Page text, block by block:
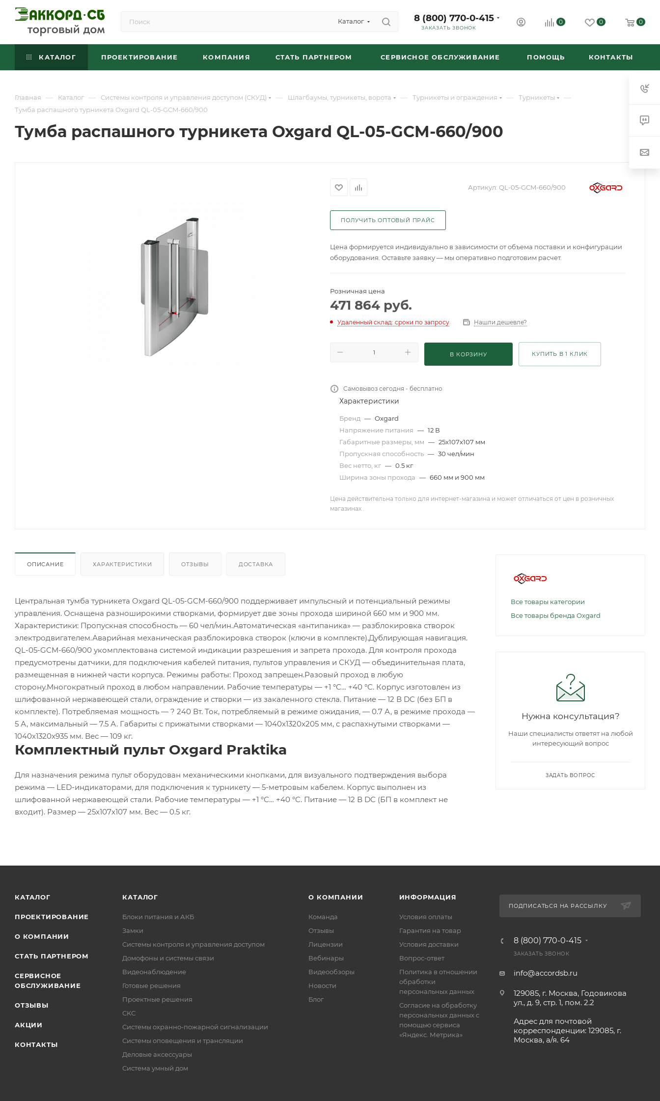
Каталог 8 (800) 770-0-415
ЗАКАЗАТЬ ЗВОНОК
0 0 0
КАТАЛОГ ПРОЕКТИРОВАНИЕ КОМПАНИЯ СТАТЬ ПАРТНЕРОМ СЕРВИСНОЕ ОБСЛУЖИВАНИЕ ПОМОЩЬ КОНТАКТЫ
Главная — Каталог — Системы контроля и управления доступом (СКУД) — Шлагбаумы, турникеты, ворота — Турникеты и ограждения — Турникеты —
Тумба распашного турникета Oxgard QL-05-GCM-660/900
Тумба распашного турникета Oxgard QL-05-GCM-660/900
Артикул: QL-05-GCM-660/900
ПОЛУЧИТЬ ОПТОВЫЙ ПРАЙС
Цена формируется индивидуально в зависимости от объема поставки и конфигурации
оборудования. Оставьте заявку — мы оперативно подготовим расчет.
Розничная цена
471 864 руб.
Удаленный склад: сроки по запросу Нашли дешевле?
В КОРЗИНУ КУПИТЬ В 1 КЛИК
Самовывоз сегодня - бесплатно
Характеристики
Бренд — Oxgard
Напряжение питания — 12 В
Габаритные размеры, мм — 25x107x107 мм
Пропускная способность — 30 чел/мин
Вес нетто, кг — 0.5 кг
Ширина зоны прохода — 660 мм и 900 мм
Цена действительна только для интернет-магазина и может отличаться от цен в розничных
магазинах .
ОПИСАНИЕ ХАРАКТЕРИСТИКИ ОТЗЫВЫ ДОСТАВКА
Центральная тумба турникета Oxgard QL-05-GCM-660/900 поддерживает импульсный и потенциальный режимы
управления. Оснащена разноширокими створками, формирует две зоны прохода шириной 660 мм и 900 мм.
Характеристики: Пропускная способность — 60 чел/мин.Автоматическая «антипаника» — разблокировка створок
электродвигателем.Аварийная механическая разблокировка створок (ключи в комплекте).Дублирующая навигация.
QL-05-GCM-660/900 укомплектована системой индикации разрешения и запрета прохода. Для контроля прохода
предусмотрены датчики, для подключения кабелей питания, пультов управления и СКУД — объединительная плата,
размещенная в нижней части корпуса. Режимы работы: Проход запрещен.Разовый проход в любую
сторону.Многократный проход в любом направлении. Рабочие температуры — +1 °С… +40 °С. Корпус изготовлен из
шлифованной нержавеющей стали, ограждение и створки — из закаленного стекла. Питание — 12 В DC (без БП в
комплекте). Потребляемая мощность — ? 240 Вт. Ток, потребляемый в режиме ожидания, — 0.7 А, в режиме прохода —
5 А, максимальный — 7.5 А. Габариты с прижатыми створками — 1040x1320x205 мм, с распахнутыми створками —
1040x1320x935 мм. Вес — 109 кг.
Комплектный пульт Oxgard Praktika
Для назначения режима пульт оборудован механическими кнопками, для визуального подтверждения выбора
режима — LED-индикаторами, для подключения к турникету — 5-метровым кабелем. Корпус выполнен из
шлифованной нержавеющей стали. Рабочие температуры — +1 °С… +40 °С. Питание — 12 В DC (БП в комплект не
входит). Размер — 25x107x107 мм. Вес — 0.5 кг.
Все товары категории
Все товары бренда Oxgard
Нужна консультация?
Наши специалисты ответят на любой
интересующий вопрос
ЗАДАТЬ ВОПРОС
КАТАЛОГ
ПРОЕКТИРОВАНИЕ
О КОМПАНИИ
СТАТЬ ПАРТНЕРОМ
СЕРВИСНОЕ
ОБСЛУЖИВАНИЕ
ОТЗЫВЫ
АКЦИИ
КОНТАКТЫ
КАТАЛОГ
Блоки питания и АКБ
Замки
Системы контроля и управления доступом
Домофоны и системы связи
Видеонаблюдение
Готовые решения
Проектные решения
СКС
Системы охранно-пожарной сигнализации
Системы оповещения и трансляции
Деловые аксессуары
Система умный дом
О КОМПАНИИ
Команда
Отзывы
Лицензии
Вебинары
Видеообзоры
Новости
Блог
ИНФОРМАЦИЯ
Условия оплаты
Гарантия на товар
Условия доставки
Вопрос-ответ
Политика в отношении
обработки
персональных данных
Согласие на обработку
персональных данных с
помощью сервиса
«Яндекс. Метрика»
ПОДПИСАТЬСЯ НА РАССЫЛКУ
8 (800) 770-0-415
ЗАКАЗАТЬ ЗВОНОК
info@accordsb.ru
129085, г. Москва, Годовикова
ул., д. 9, стр. 1, пом. 2.2
Адрес для почтовой
корреспонденции: 129085, г.
Москва, а/я. 64